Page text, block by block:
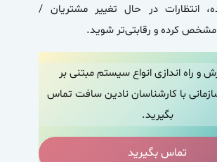
انتظارات در حال تغییر مشتریان /
مشخص کرده و رقابتی‌تر شوید.
و راه اندازی انواع سیستم مبتنی بر
با کارشناسان نادین سافت تماس
بگیرید.
تماس بگیرید